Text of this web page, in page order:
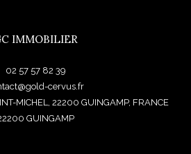
IMMOBILIER
02 57 57 82 39
cervus.fr
MICHEL, 22200 GUINGAMP, FRANCE
GUINGAMP